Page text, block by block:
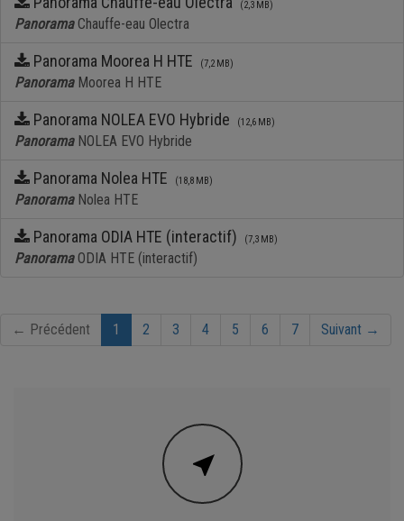
(2,3 MB)
PanoramaChauffe-eau Olectra
Panorama Moorea H HTE (7,2 MB)
PanoramaMoorea H HTE
Panorama NOLEA EVO Hybride (12,6 MB)
PanoramaNOLEA EVO Hybride
Panorama Nolea HTE (18,8 MB)
PanoramaNolea HTE
Panorama ODIA HTE (interactif) (7,3 MB)
PanoramaODIA HTE (interactif)
← Précédent 1 (current)
2 3 4 5 6 7 Suivant →